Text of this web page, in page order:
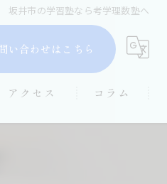
井市の学習塾なら考学理数塾へ
い合わせはこちら
アクセス コラム